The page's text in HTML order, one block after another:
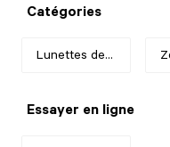
Catégories
Lunettes de soleil
Refine by Catégories:
Essayer en ligne